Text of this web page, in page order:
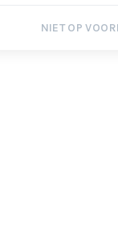
NIET OP